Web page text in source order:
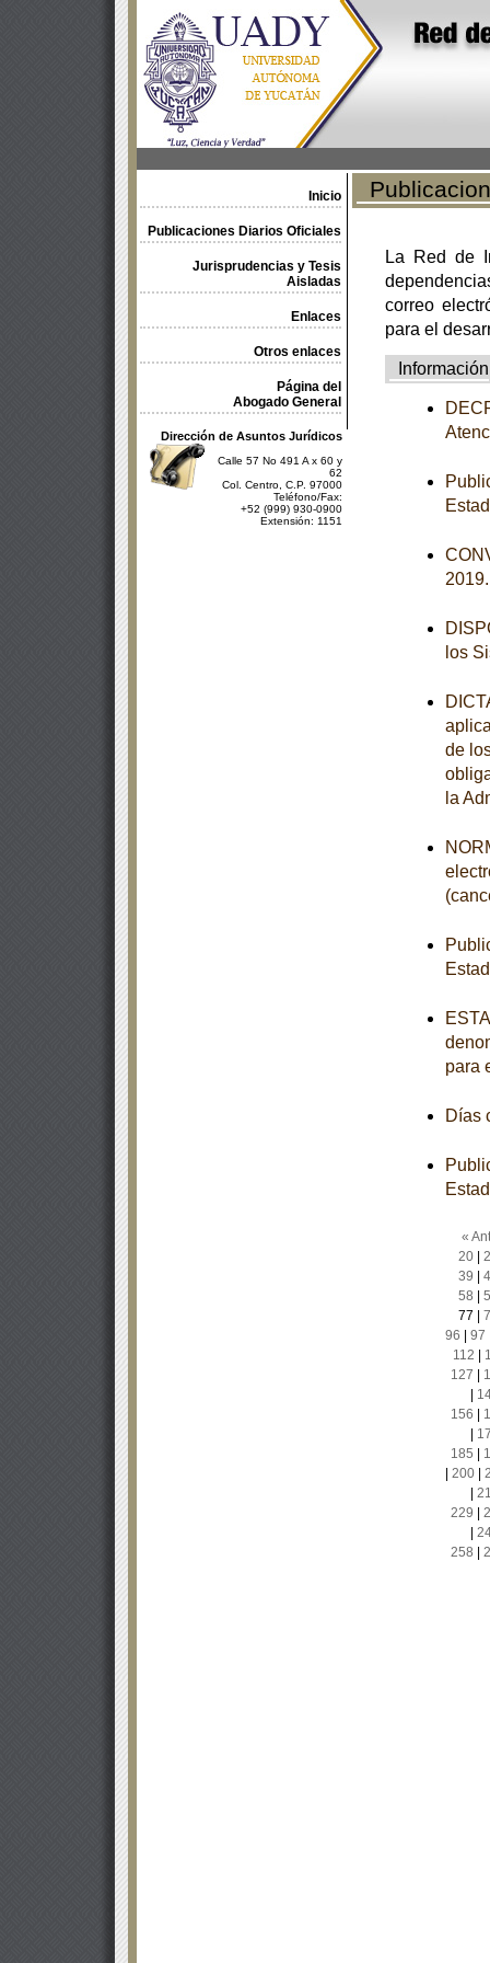
Inicio
Publicaciones Diarios Oficiales
Jurisprudencias y Tesis
Aisladas
Enlaces
Otros enlaces
Página del
Abogado General
Dirección de Asuntos Jurídicos
Calle 57 No 491 A x 60 y
62
Col. Centro, C.P. 97000
Teléfono/Fax:
+52 (999) 930-0900
Extensión: 1151
La Red de
correo
para el
Información
los
de
la
para
Días
«
20|
39
58
77
96
97
112
127
156
185
200|
229
258